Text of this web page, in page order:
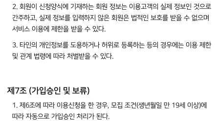
2. 회원이 신청양식에 기재하는 회원 정보는 이용고객의 실제 정보인 것으로
간주하고, 실제 정보를 입력하지 않은 회원은 법적인 보호를 받을 수 없으며
서비스 이용에 제한을 받을 수 있다.
3. 타인의 개인정보를 도용하거나 허위로 등록하는 등의 경우에는 이용 제한
및 관계 법령에 따라 처벌받을 수 있다.
제7조 (가입승인 및 보류)
1. 제6조에 따라 이용신청을 한 경우, 모집 조건(생년월일 만 19세 이상)에
따라 자동으로 가입승인 처리가 된다.